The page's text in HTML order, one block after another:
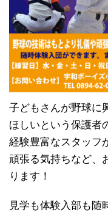
子どもさんが野球に
ほしいという保護者
経験豊富なスタッフ
頑張る気持ちなど、
ります！
見学も体験入部も随